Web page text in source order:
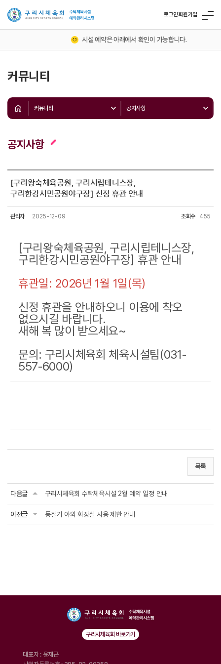
로그인회원가입
시설 예약은 아래에서 확인이 가능합니다.
커뮤니티
커뮤니티 공지사항
공지사항
[구리왕숙체육공원, 구리시립테니스장,
구리한강시민공원야구장] 신정 휴관 안내
관리자 2025-12-09 조회수 455
[구리왕숙체육공원, 구리시립테니스장,
구리한강시민공원야구장] 휴관 안내
휴관일: 2026년 1월 1일(목)
신정 휴관을 안내하오니 이용에 착오
없으시길 바랍니다.
새해 복 많이 받으세요~
문의: 구리시체육회 체육시설팀(031-
557-6000)
목록
다음글 구리시체육회 수탁체육시설 2월 예약 일정 안내
이전글 동절기 야외 화장실 사용 제한 안내
구리시체육회 바로가기
대표자 : 윤재근